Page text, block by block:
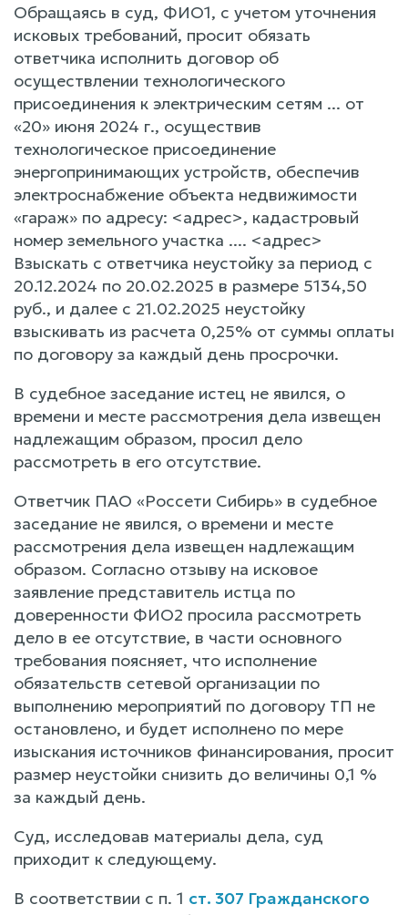
Обращаясь в суд, ФИО1, с учетом уточнения
исковых требований, просит обязать
ответчика исполнить договор об
осуществлении технологического
присоединения к электрическим сетям ... от
«20» июня 2024 г., осуществив
технологическое присоединение
энергопринимающих устройств, обеспечив
электроснабжение объекта недвижимости
«гараж» по адресу: <адрес>, кадастровый
номер земельного участка .... <адрес>
Взыскать с ответчика неустойку за период с
20.12.2024 по 20.02.2025 в размере 5134,50
руб., и далее с 21.02.2025 неустойку
взыскивать из расчета 0,25% от суммы оплаты
по договору за каждый день просрочки.
В судебное заседание истец не явился, о
времени и месте рассмотрения дела извещен
надлежащим образом, просил дело
рассмотреть в его отсутствие.
Ответчик ПАО «Россети Сибирь» в судебное
заседание не явился, о времени и месте
рассмотрения дела извещен надлежащим
образом. Согласно отзыву на исковое
заявление представитель истца по
доверенности ФИО2 просила рассмотреть
дело в ее отсутствие, в части основного
требования поясняет, что исполнение
обязательств сетевой организации по
выполнению мероприятий по договору ТП не
остановлено, и будет исполнено по мере
изыскания источников финансирования, просит
размер неустойки снизить до величины 0,1 %
за каждый день.
Суд, исследовав материалы дела, суд
приходит к следующему.
В соответствии с п. 1 ст. 307 Гражданского